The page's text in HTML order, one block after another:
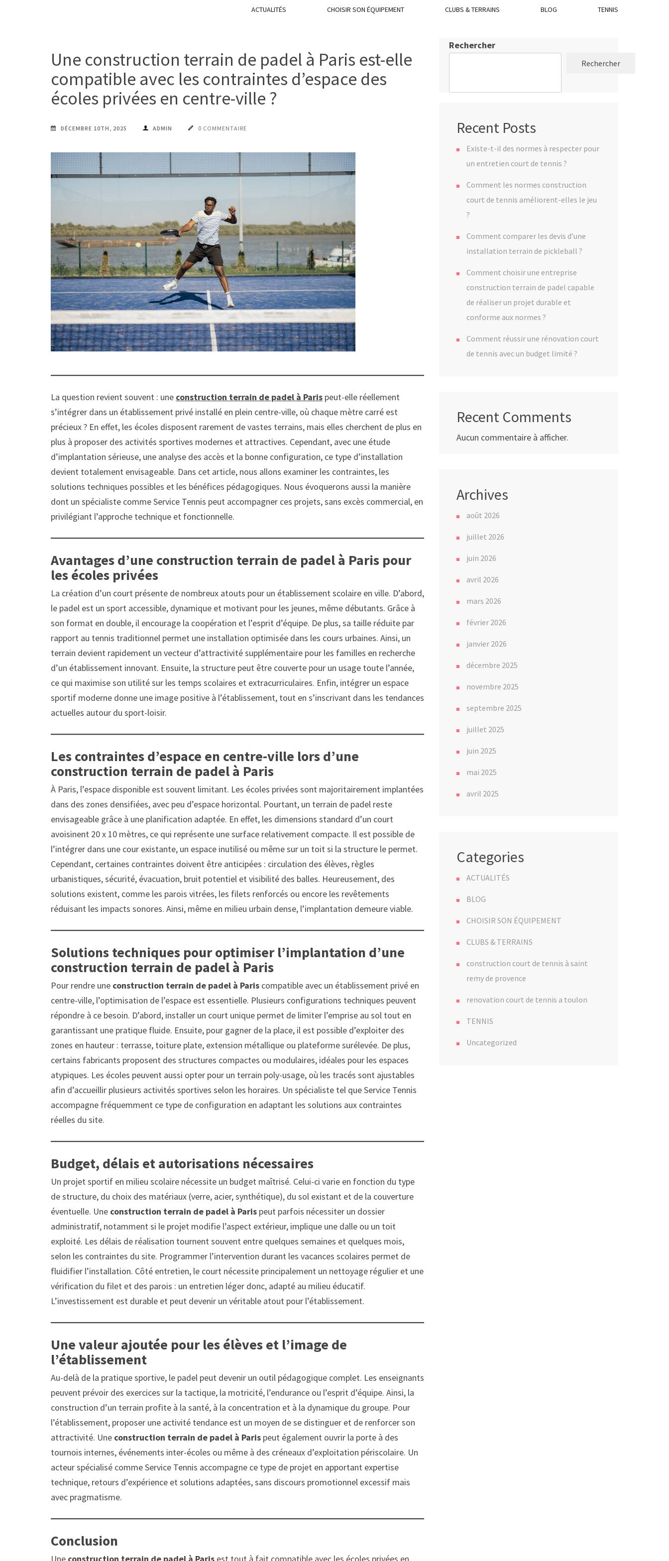
ACTUALITÉS CHOISIR SON ÉQUIPEMENT CLUBS & TERRAINS BLOG TENNIS
Une construction terrain de padel à Paris est-elle
compatible avec les contraintes d’espace des
écoles privées en centre-ville ?
DÉCEMBRE 10TH, 2025 ADMIN 0 COMMENTAIRE
La question revient souvent : une construction terrain de padel à Paris peut-elle réellement
s’intégrer dans un établissement privé installé en plein centre-ville, où chaque mètre carré est
précieux ? En effet, les écoles disposent rarement de vastes terrains, mais elles cherchent de plus en
plus à proposer des activités sportives modernes et attractives. Cependant, avec une étude
d’implantation sérieuse, une analyse des accès et la bonne configuration, ce type d’installation
devient totalement envisageable. Dans cet article, nous allons examiner les contraintes, les
solutions techniques possibles et les bénéfices pédagogiques. Nous évoquerons aussi la manière
dont un spécialiste comme Service Tennis peut accompagner ces projets, sans excès commercial, en
privilégiant l’approche technique et fonctionnelle.
Avantages d’une construction terrain de padel à Paris pour
les écoles privées
La création d’un court présente de nombreux atouts pour un établissement scolaire en ville. D’abord,
le padel est un sport accessible, dynamique et motivant pour les jeunes, même débutants. Grâce à
son format en double, il encourage la coopération et l’esprit d’équipe. De plus, sa taille réduite par
rapport au tennis traditionnel permet une installation optimisée dans les cours urbaines. Ainsi, un
terrain devient rapidement un vecteur d’attractivité supplémentaire pour les familles en recherche
d’un établissement innovant. Ensuite, la structure peut être couverte pour un usage toute l’année,
ce qui maximise son utilité sur les temps scolaires et extracurriculaires. Enfin, intégrer un espace
sportif moderne donne une image positive à l’établissement, tout en s’inscrivant dans les tendances
actuelles autour du sport-loisir.
Les contraintes d’espace en centre-ville lors d’une
construction terrain de padel à Paris
À Paris, l’espace disponible est souvent limitant. Les écoles privées sont majoritairement implantées
dans des zones densifiées, avec peu d’espace horizontal. Pourtant, un terrain de padel reste
envisageable grâce à une planification adaptée. En effet, les dimensions standard d’un court
avoisinent 20 x 10 mètres, ce qui représente une surface relativement compacte. Il est possible de
l’intégrer dans une cour existante, un espace inutilisé ou même sur un toit si la structure le permet.
Cependant, certaines contraintes doivent être anticipées : circulation des élèves, règles
urbanistiques, sécurité, évacuation, bruit potentiel et visibilité des balles. Heureusement, des
solutions existent, comme les parois vitrées, les filets renforcés ou encore les revêtements
réduisant les impacts sonores. Ainsi, même en milieu urbain dense, l’implantation demeure viable.
Solutions techniques pour optimiser l’implantation d’une
construction terrain de padel à Paris
Pour rendre une construction terrain de padel à Paris compatible avec un établissement privé en
centre-ville, l’optimisation de l’espace est essentielle. Plusieurs configurations techniques peuvent
répondre à ce besoin. D’abord, installer un court unique permet de limiter l’emprise au sol tout en
garantissant une pratique fluide. Ensuite, pour gagner de la place, il est possible d’exploiter des
zones en hauteur : terrasse, toiture plate, extension métallique ou plateforme surélevée. De plus,
certains fabricants proposent des structures compactes ou modulaires, idéales pour les espaces
atypiques. Les écoles peuvent aussi opter pour un terrain poly-usage, où les tracés sont ajustables
afin d’accueillir plusieurs activités sportives selon les horaires. Un spécialiste tel que Service Tennis
accompagne fréquemment ce type de configuration en adaptant les solutions aux contraintes
réelles du site.
Budget, délais et autorisations nécessaires
Un projet sportif en milieu scolaire nécessite un budget maîtrisé. Celui-ci varie en fonction du type
de structure, du choix des matériaux (verre, acier, synthétique), du sol existant et de la couverture
éventuelle. Une construction terrain de padel à Paris peut parfois nécessiter un dossier
administratif, notamment si le projet modifie l’aspect extérieur, implique une dalle ou un toit
exploité. Les délais de réalisation tournent souvent entre quelques semaines et quelques mois,
selon les contraintes du site. Programmer l’intervention durant les vacances scolaires permet de
fluidifier l’installation. Côté entretien, le court nécessite principalement un nettoyage régulier et une
vérification du filet et des parois : un entretien léger donc, adapté au milieu éducatif.
L’investissement est durable et peut devenir un véritable atout pour l’établissement.
Une valeur ajoutée pour les élèves et l’image de
l’établissement
Au-delà de la pratique sportive, le padel peut devenir un outil pédagogique complet. Les enseignants
peuvent prévoir des exercices sur la tactique, la motricité, l’endurance ou l’esprit d’équipe. Ainsi, la
construction d’un terrain profite à la santé, à la concentration et à la dynamique du groupe. Pour
l’établissement, proposer une activité tendance est un moyen de se distinguer et de renforcer son
attractivité. Une construction terrain de padel à Paris peut également ouvrir la porte à des
tournois internes, événements inter-écoles ou même à des créneaux d’exploitation périscolaire. Un
acteur spécialisé comme Service Tennis accompagne ce type de projet en apportant expertise
technique, retours d’expérience et solutions adaptées, sans discours promotionnel excessif mais
avec pragmatisme.
Conclusion
Rechercher
Rechercher
Recent Posts
Existe-t-il des normes à respecter pour
un entretien court de tennis ?
Comment les normes construction
court de tennis améliorent-elles le jeu
?
Comment comparer les devis d’une
installation terrain de pickleball ?
Comment choisir une entreprise
construction terrain de padel capable
de réaliser un projet durable et
conforme aux normes ?
Comment réussir une rénovation court
de tennis avec un budget limité ?
Recent Comments
Aucun commentaire à afficher.
Archives
août 2026
juillet 2026
juin 2026
avril 2026
mars 2026
février 2026
janvier 2026
décembre 2025
novembre 2025
septembre 2025
juillet 2025
juin 2025
mai 2025
avril 2025
Categories
ACTUALITÉS
BLOG
CHOISIR SON ÉQUIPEMENT
CLUBS & TERRAINS
construction court de tennis à saint
remy de provence
renovation court de tennis a toulon
TENNIS
Uncategorized